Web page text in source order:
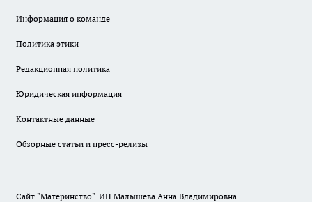
Информация о команде
Политика этики
Редакционная политика
Юридическая информация
Контактные данные
Обзорные статьи и пресс-релизы
Сайт "Материнство". ИП Малышева Анна Владимировна.